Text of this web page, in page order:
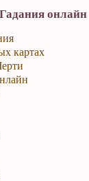
Гадания онлайн
картах